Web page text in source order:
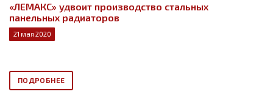
«ЛЕМАКС» удвоит производство стальных
панельных радиаторов
21 мая 2020
ПОДРОБНЕЕ